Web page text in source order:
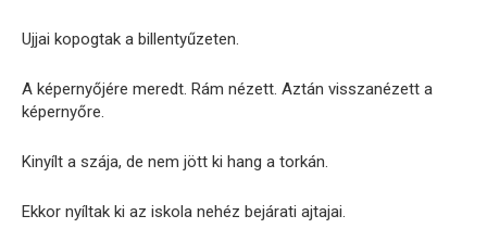
Ujjai kopogtak a billentyűzeten.
A képernyőjére meredt. Rám nézett. Aztán visszanézett a
képernyőre.
Kinyílt a szája, de nem jött ki hang a torkán.
Ekkor nyíltak ki az iskola nehéz bejárati ajtajai.